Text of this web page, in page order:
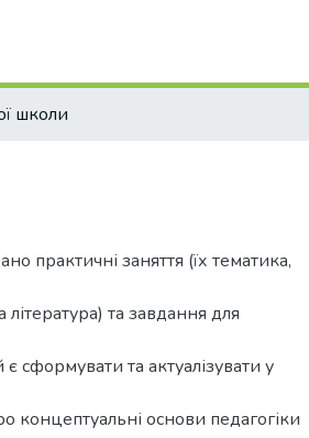
школи
практичні заняття (їх тематика,
та завдання для
та актуалізувати у
концептуальні основи педагогіки